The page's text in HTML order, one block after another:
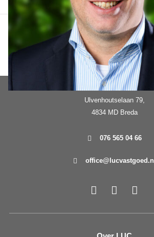
Ulvenhoutselaan 79,
4834 MD Breda
076 565 04 66
office@lucvastgoed.nl